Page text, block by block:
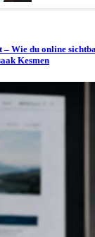
– Wie du online
Kesmen